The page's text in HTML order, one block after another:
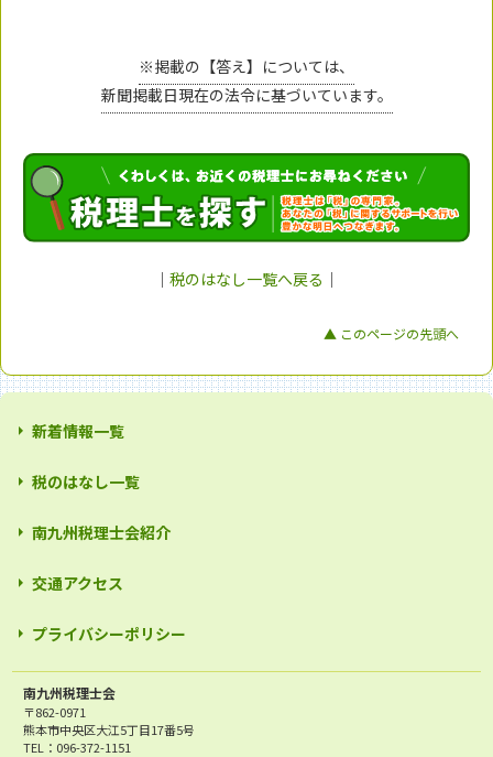
※掲載の【答え】については、
新聞掲載日現在の法令に基づいています。
｜ 税のはなし一覧へ戻る ｜
▲ このページの先頭へ
新着情報一覧
税のはなし一覧
南九州税理士会紹介
交通アクセス
プライバシーポリシー
南九州税理士会
〒862-0971
熊本市中央区大江5丁目17番5号
TEL：096-372-1151